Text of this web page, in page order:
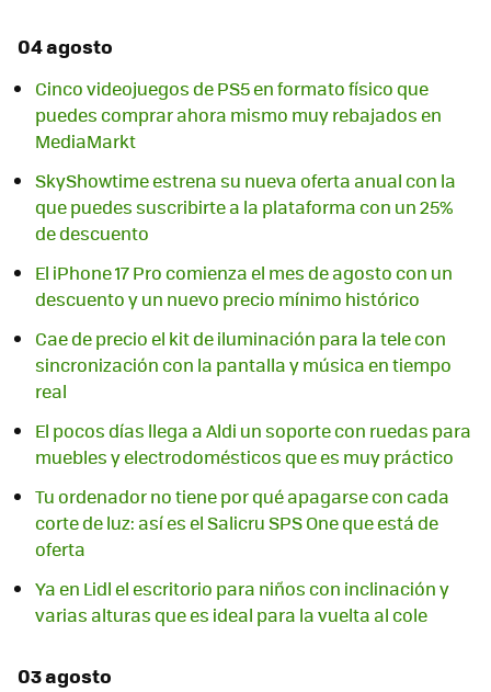
04 agosto
Cinco videojuegos de PS5 en formato físico que
puedes comprar ahora mismo muy rebajados en
MediaMarkt
SkyShowtime estrena su nueva oferta anual con la
que puedes suscribirte a la plataforma con un 25%
de descuento
El iPhone 17 Pro comienza el mes de agosto con un
descuento y un nuevo precio mínimo histórico
Cae de precio el kit de iluminación para la tele con
sincronización con la pantalla y música en tiempo
real
El pocos días llega a Aldi un soporte con ruedas para
muebles y electrodomésticos que es muy práctico
Tu ordenador no tiene por qué apagarse con cada
corte de luz: así es el Salicru SPS One que está de
oferta
Ya en Lidl el escritorio para niños con inclinación y
varias alturas que es ideal para la vuelta al cole
03 agosto